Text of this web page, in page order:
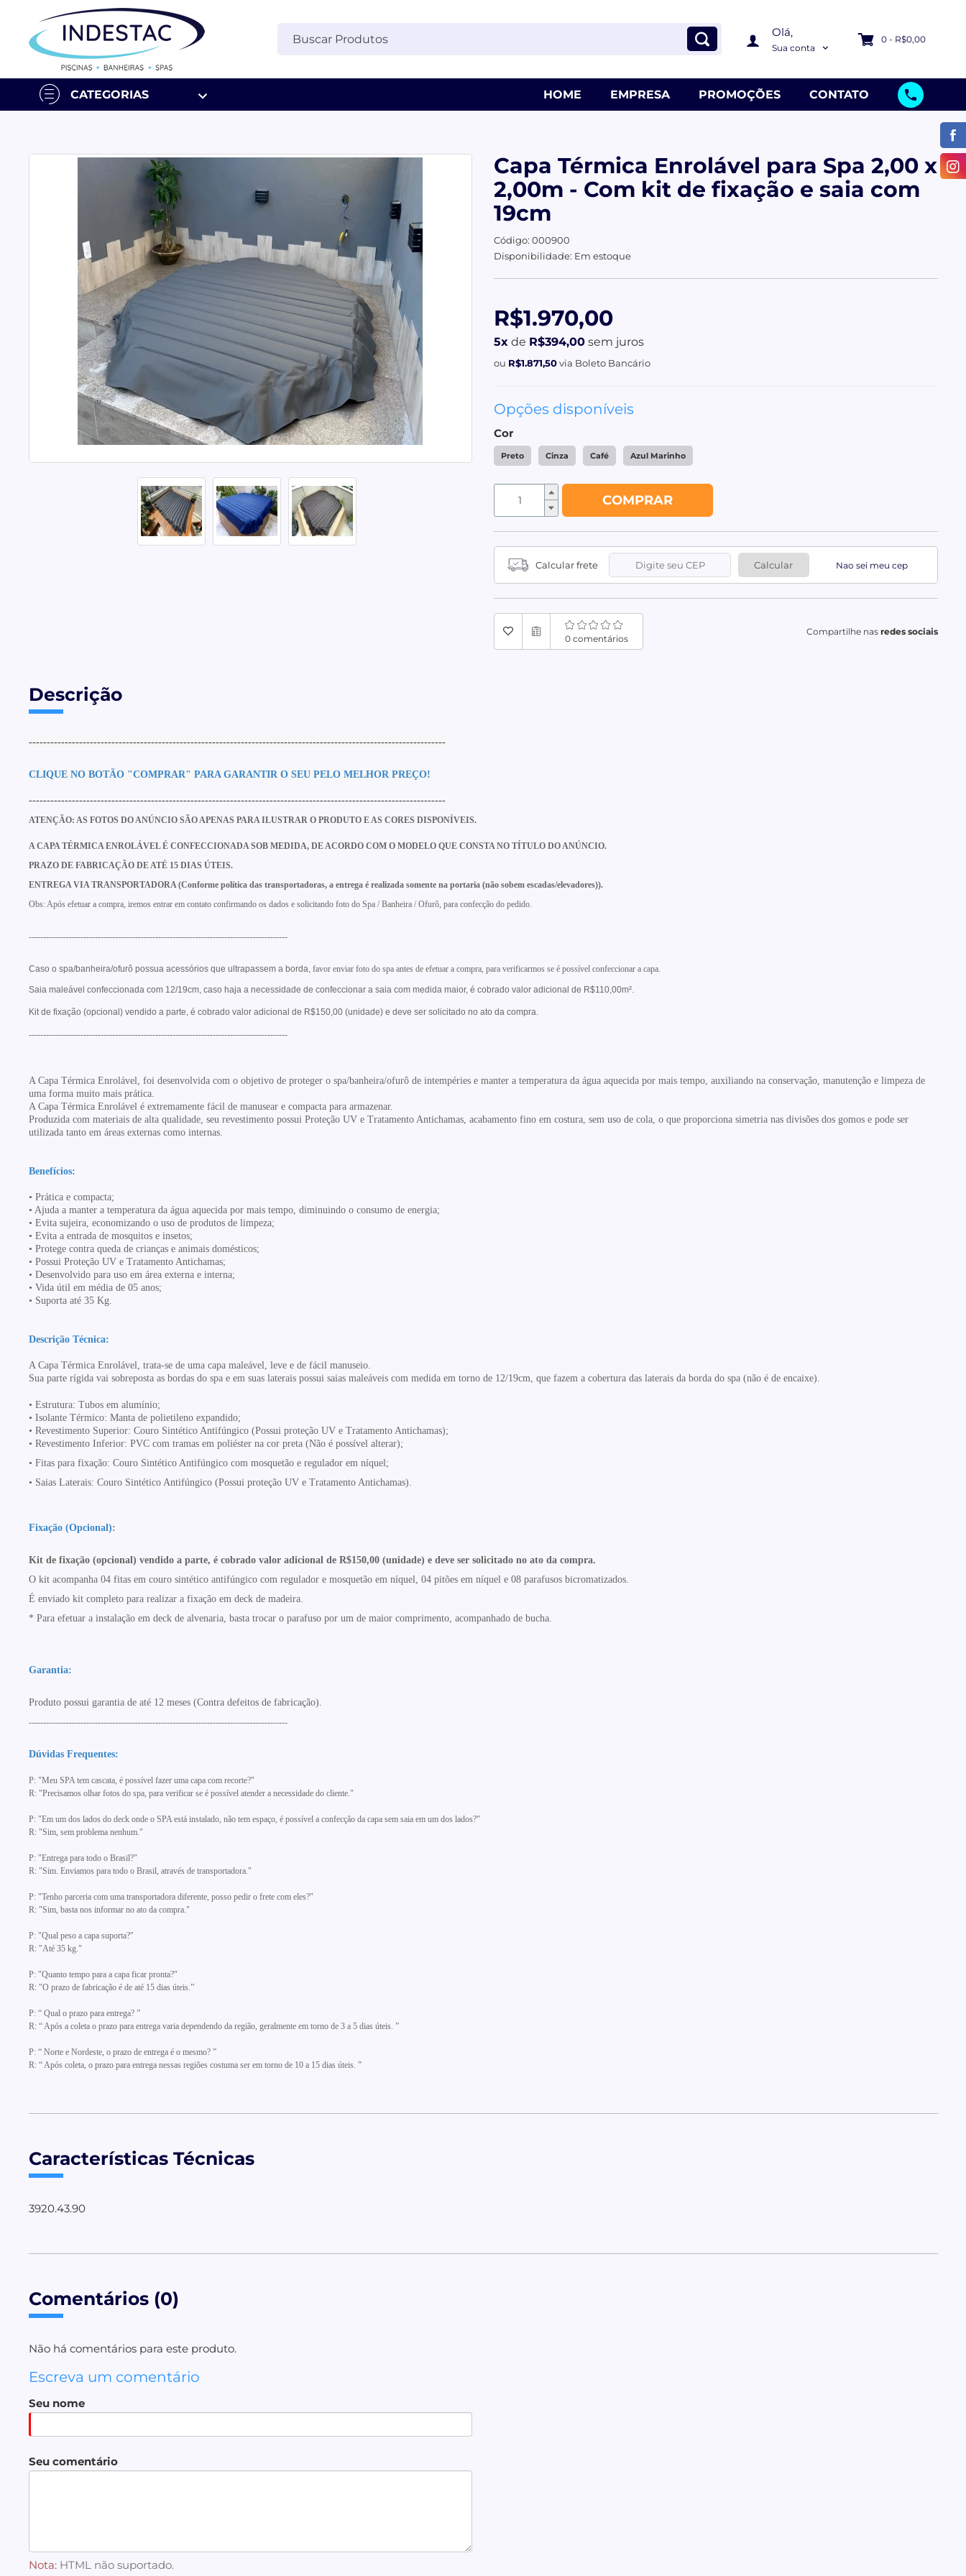
Olá,
Sua conta
0 - R$0,00
CATEGORIAS HOME EMPRESA PROMOÇÕES CONTATO
Capa Térmica Enrolável para Spa 2,00 x
2,00m - Com kit de fixação e saia com
19cm
Código: 000900
Disponibilidade: Em estoque
R$1.970,00
5x de R$394,00 sem juros
ou R$1.871,50via Boleto Bancário
Opções disponíveis
Cor
Preto Cinza Café Azul Marinho
COMPRAR
Calcular frete Calcular Nao sei meu cep
0 comentários
Compartilhe nas redes sociais
Descrição
--------------------------------------------------------------------------------------------------------------------
CLIQUE NO BOTÃO "COMPRAR" PARA GARANTIR O SEU PELO MELHOR PREÇO!
--------------------------------------------------------------------------------------------------------------------
ATENÇÃO: AS FOTOS DO ANÚNCIO SÃO APENAS PARA ILUSTRAR O PRODUTO E AS CORES DISPONÍVEIS.
A CAPA TÉRMICA ENROLÁVEL É CONFECCIONADA SOB MEDIDA, DE ACORDO COM O MODELO QUE CONSTA NO TÍTULO DO ANÚNCIO.
PRAZO DE FABRICAÇÃO DE ATÉ 15 DIAS ÚTEIS.
ENTREGA VIA TRANSPORTADORA (Conforme política das transportadoras, a entrega é realizada somente na portaria (não sobem escadas/elevadores)).
Obs: Após efetuar a compra, iremos entrar em contato confirmando os dados e solicitando foto do Spa / Banheira / Ofurô, para confecção do pedido.
------------------------------------------------------------------------------------------
Caso o spa/banheira/ofurô possua acessórios que ultrapassem a borda, favor enviar foto do spa antes de efetuar a compra, para verificarmos se é possível confeccionar a capa.
Saia maleável confeccionada com 12/19cm, caso haja a necessidade de confeccionar a saia com medida maior, é cobrado valor adicional de R$110,00m².
Kit de fixação (opcional) vendido a parte, é cobrado valor adicional de R$150,00 (unidade) e deve ser solicitado no ato da compra.
------------------------------------------------------------------------------------------
A Capa Térmica Enrolável, foi desenvolvida com o objetivo de proteger o spa/banheira/ofurô de intempéries e manter a temperatura da água aquecida por mais tempo, auxiliando na conservação, manutenção e limpeza de
uma forma muito mais prática.
A Capa Térmica Enrolável é extremamente fácil de manusear e compacta para armazenar.
Produzida com materiais de alta qualidade, seu revestimento possui Proteção UV e Tratamento Antichamas, acabamento fino em costura, sem uso de cola, o que proporciona simetria nas divisões dos gomos e pode ser
utilizada tanto em áreas externas como internas.
Benefícios:
• Prática e compacta;
• Ajuda a manter a temperatura da água aquecida por mais tempo, diminuindo o consumo de energia;
• Evita sujeira, economizando o uso de produtos de limpeza;
• Evita a entrada de mosquitos e insetos;
• Protege contra queda de crianças e animais domésticos;
• Possui Proteção UV e Tratamento Antichamas;
• Desenvolvido para uso em área externa e interna;
• Vida útil em média de 05 anos;
• Suporta até 35 Kg.
Descrição Técnica:
A Capa Térmica Enrolável, trata-se de uma capa maleável, leve e de fácil manuseio.
Sua parte rígida vai sobreposta as bordas do spa e em suas laterais possui saias maleáveis com medida em torno de 12/19cm, que fazem a cobertura das laterais da borda do spa (não é de encaixe).
• Estrutura: Tubos em alumínio;
• Isolante Térmico: Manta de polietileno expandido;
• Revestimento Superior: Couro Sintético Antifúngico (Possui proteção UV e Tratamento Antichamas);
• Revestimento Inferior: PVC com tramas em poliéster na cor preta (Não é possível alterar);
• Fitas para fixação: Couro Sintético Antifúngico com mosquetão e regulador em níquel;
• Saias Laterais: Couro Sintético Antifúngico (Possui proteção UV e Tratamento Antichamas).
Fixação (Opcional):
Kit de fixação (opcional) vendido a parte, é cobrado valor adicional de R$150,00 (unidade) e deve ser solicitado no ato da compra.
O kit acompanha 04 fitas em couro sintético antifúngico com regulador e mosquetão em níquel, 04 pitões em níquel e 08 parafusos bicromatizados.
É enviado kit completo para realizar a fixação em deck de madeira.
* Para efetuar a instalação em deck de alvenaria, basta trocar o parafuso por um de maior comprimento, acompanhado de bucha.
Garantia:
Produto possui garantia de até 12 meses (Contra defeitos de fabricação).
------------------------------------------------------------------------------------------
Dúvidas Frequentes:
P: "Meu SPA tem cascata, é possível fazer uma capa com recorte?"
R: "Precisamos olhar fotos do spa, para verificar se é possível atender a necessidade do cliente."
P: "Em um dos lados do deck onde o SPA está instalado, não tem espaço, é possível a confecção da capa sem saia em um dos lados?"
R: "Sim, sem problema nenhum."
P: "Entrega para todo o Brasil?"
R: "Sim. Enviamos para todo o Brasil, através de transportadora."
P: "Tenho parceria com uma transportadora diferente, posso pedir o frete com eles?"
R: "Sim, basta nos informar no ato da compra."
P: "Qual peso a capa suporta?"
R: "Até 35 kg."
P: "Quanto tempo para a capa ficar pronta?"
R: "O prazo de fabricação é de até 15 dias úteis.”
P: “ Qual o prazo para entrega? ”
R: “ Após a coleta o prazo para entrega varia dependendo da região, geralmente em torno de 3 a 5 dias úteis. ”
P: “ Norte e Nordeste, o prazo de entrega é o mesmo? ”
R: “ Após coleta, o prazo para entrega nessas regiões costuma ser em torno de 10 a 15 dias úteis. ”
Características Técnicas
3920.43.90
Comentários (0)
Não há comentários para este produto.
Escreva um comentário
Seu nome
Seu comentário
Nota:HTML não suportado.